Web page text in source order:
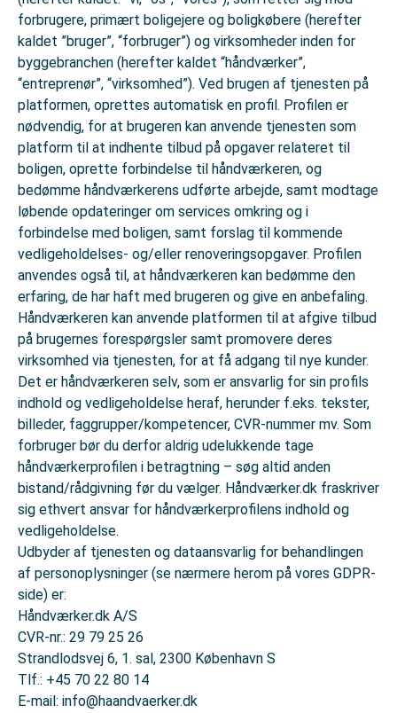
forbrugere, primært boligejere og boligkøbere (herefter
kaldet ”bruger”, “forbruger”) og virksomheder inden for
byggebranchen (herefter kaldet “håndværker”,
“entreprenør”, “virksomhed”). Ved brugen af tjenesten på
platformen, oprettes automatisk en profil. Profilen er
nødvendig, for at brugeren kan anvende tjenesten som
platform til at indhente tilbud på opgaver relateret til
boligen, oprette forbindelse til håndværkeren, og
bedømme håndværkerens udførte arbejde, samt modtage
løbende opdateringer om services omkring og i
forbindelse med boligen, samt forslag til kommende
vedligeholdelses- og/eller renoveringsopgaver. Profilen
anvendes også til, at håndværkeren kan bedømme den
erfaring, de har haft med brugeren og give en anbefaling.
Håndværkeren kan anvende platformen til at afgive tilbud
på brugernes forespørgsler samt promovere deres
virksomhed via tjenesten, for at få adgang til nye kunder.
Det er håndværkeren selv, som er ansvarlig for sin profils
indhold og vedligeholdelse heraf, herunder f.eks. tekster,
billeder, faggrupper/kompetencer, CVR-nummer mv. Som
forbruger bør du derfor aldrig udelukkende tage
håndværkerprofilen i betragtning – søg altid anden
bistand/rådgivning før du vælger. Håndværker.dk fraskriver
sig ethvert ansvar for håndværkerprofilens indhold og
vedligeholdelse.
Udbyder af tjenesten og dataansvarlig for behandlingen
af personoplysninger (se nærmere herom på vores GDPR-
side) er:
Håndværker.dk A/S
CVR-nr.: 29 79 25 26
Strandlodsvej 6, 1. sal, 2300 København S
Tlf.: +45 70 22 80 14
E-mail: info@haandvaerker.dk